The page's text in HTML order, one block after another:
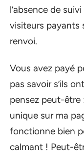
l’absence de
visiteurs payants
renvoi.
Vous avez payé
pas savoir s’ils
pensez peut-être
unique sur ma
fonctionne bien
calmant ! Peut-